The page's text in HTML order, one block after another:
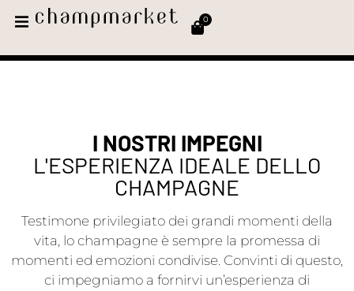
0
I NOSTRI IMPEGNI
L'ESPERIENZA IDEALE DELLO
CHAMPAGNE
Testimone privilegiato dei grandi momenti della
vita, lo champagne è sempre la promessa di
momenti ed emozioni condivise. Convinti di questo,
ci impegniamo a fornirvi un’esperienza di